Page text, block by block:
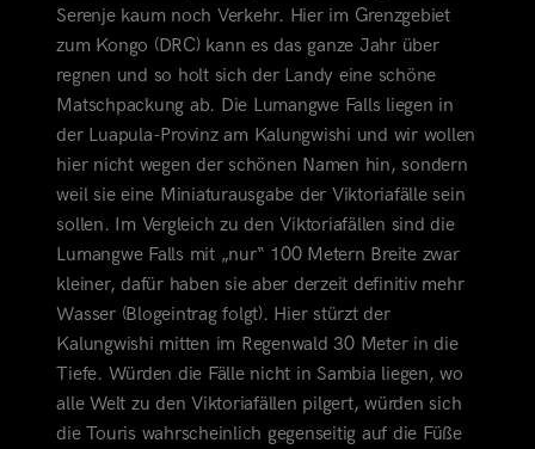
Serenje kaum noch Verkehr. Hier im Grenzgebiet
zum Kongo (DRC) kann es das ganze Jahr über
regnen und so holt sich der Landy eine schöne
Matschpackung ab. Die Lumangwe Falls liegen in
der Luapula-Provinz am Kalungwishi und wir wollen
hier nicht wegen der schönen Namen hin, sondern
weil sie eine Miniaturausgabe der Viktoriafälle sein
sollen. Im Vergleich zu den Viktoriafällen sind die
Lumangwe Falls mit „nur“ 100 Metern Breite zwar
kleiner, dafür haben sie aber derzeit definitiv mehr
Wasser (Blogeintrag folgt). Hier stürzt der
Kalungwishi mitten im Regenwald 30 Meter in die
Tiefe. Würden die Fälle nicht in Sambia liegen, wo
alle Welt zu den Viktoriafällen pilgert, würden sich
die Touris wahrscheinlich gegenseitig auf die Füße